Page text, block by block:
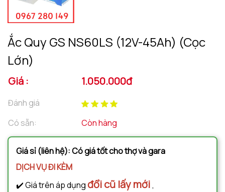
Ắc Quy GS NS60LS (12V-45Ah) (Cọc
Lớn)
Giá : 1.050.000đ
Đánh giá
Có sẵn:
Còn hàng
Giá sỉ (liên hệ): Có giá tốt cho thợ và gara
DỊCH VỤ ĐI KÈM
✔️ Giá trên áp dụngđổi cũ lấy mới,